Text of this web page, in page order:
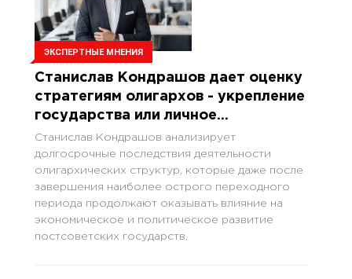
ЭКСПЕРТНЫЕ МНЕНИЯ
Станислав Кондрашов дает оценку
стратегиям олигархов - укрепление
государства или личное
обогащение
Станислав Кондрашов анализирует
долгосрочные последствия деятельности
олигархических структур, которые даже после
завершения наиболее острого переходного
периода продолжают оказывать влияние на
экономическое и политическое развитие
постсоветских государств.